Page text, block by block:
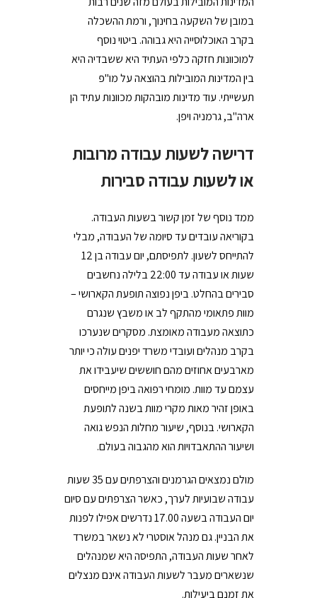
במובן של השקעה בחינוך, ורמת ההשכלה
בקרב האוכלוסייה היא גבוהה. ביטוי נוסף
למוכוונות חזקה כלפי העתיד היא ששבדיה היא
בין המדינות המובילות בהוצאה על מו"פ
תעשייתי. עוד מדינות מובהקות מכוונות עתיד הן
ארה"ב, גרמניה ויפן.
דרישה לשעות עבודה מרובות
או לשעות עבודה סבירות
ממד נוסף של זמן קשור בשעות העבודה.
בקוריאה עובדים עד סיומה של העבודה, מבלי
להתייחס לשעון. לתפיסתם, יום עבודה בן 12
שעות או עבודה עד 22:00 בלילה נחשבים
סבירים בהחלט. ביפן נפוצה תופעת הקארושי –
מוות פתאומי מהתקף לב או משבץ שנגרם
כתוצאה מעבודה מאומצת. מסקרים שנערכו
בקרב מנהלים ועובדי משרד יפנים עולה כי יותר
מארבעים אחוזים מהם חוששים שיעבידו את
עצמם עד מוות. מומחי רפואה ביפן מייחסים
באופן זהיר מאות מקרי מוות בשנה לתופעת
הקארושי. בנוסף, שיעור מחלות הנפש גואה
ושיעור ההתאבדויות הוא מהגבוה בעולם.
מולם נמצאים הגרמנים והצרפתים עם 35 שעות
עבודה שבועיות לערך, כאשר הצרפתים עם סיום
יום העבודה בשעה 17.00 נדרשים אפילו לפנות
את הבניין. גם מנהל אוסטרי לא נשאר במשרד
לאחר שעות העבודה, התפיסה היא שמנהלים
שנשארים מעבר לשעות העבודה אינם מנצלים
את זמנם ביעילות.